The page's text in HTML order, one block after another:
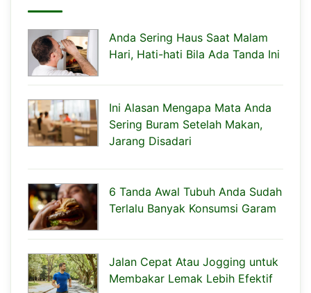
Anda Sering Haus Saat Malam
Hari, Hati-hati Bila Ada Tanda Ini
Ini Alasan Mengapa Mata Anda
Sering Buram Setelah Makan,
Jarang Disadari
6 Tanda Awal Tubuh Anda Sudah
Terlalu Banyak Konsumsi Garam
Jalan Cepat Atau Jogging untuk
Membakar Lemak Lebih Efektif